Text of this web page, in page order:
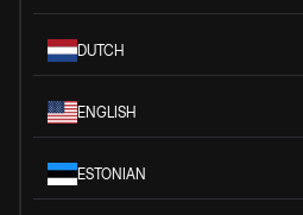
DUTCH
ENGLISH
ESTONIAN